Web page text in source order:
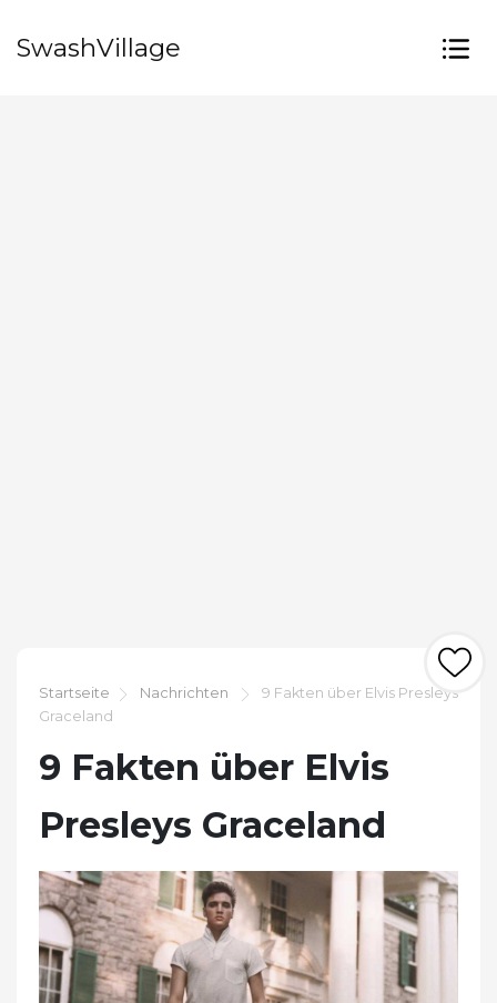
SwashVillage
Startseite Nachrichten
9 Fakten über Elvis Presleys
Graceland
9 Fakten über Elvis
Presleys Graceland